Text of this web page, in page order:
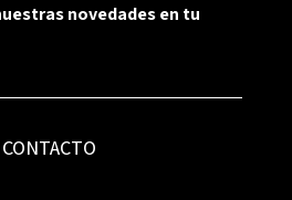
novedades en tu